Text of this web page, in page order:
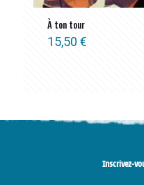
À ton tour
15,50 €
Inscrivez-